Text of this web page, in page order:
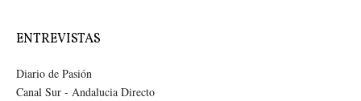
ENTREVISTAS
Diario de Pasión
Canal Sur - Andalucia Directo